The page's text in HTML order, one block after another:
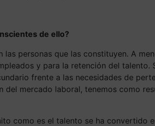
de ello?
personas que las constituyen. A
y para la retención del talento.
frente a las necesidades de
mercado laboral, tenemos como
como es el talento se ha convertido